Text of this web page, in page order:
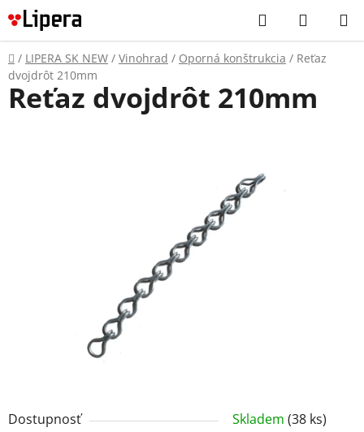
Prejsť
na
obsah
Hľadať
KOŠÍK
Domov
/ LIPERA SK NEW / Vinohrad / Oporná konštrukcia / Reťaz
dvojdrôt 210mm
Dostupnosť Skladem (38 ks)
Reťaz dvojdrôt 210mm